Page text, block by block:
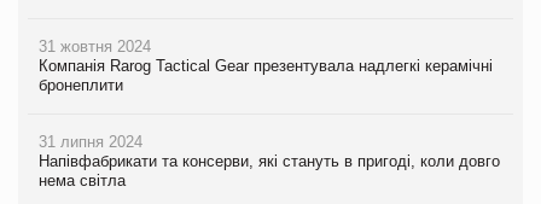
31 жовтня 2024
Компанія Rarog Tactical Gear презентувала надлегкі керамічні
бронеплити
31 липня 2024
Напівфабрикати та консерви, які стануть в пригоді, коли довго
нема світла